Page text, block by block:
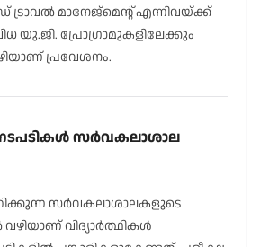
മാനേജ്മെൻ്റ് എന്നിവയ്ക്ക്
യു.ജി. പ്രോഗ്രാമുകളിലേക്കും
പ്രവേശനം.
സർവകലാശാല
സർവകലാശാലകളുടെ
വിദ്യാർത്ഥികൾ